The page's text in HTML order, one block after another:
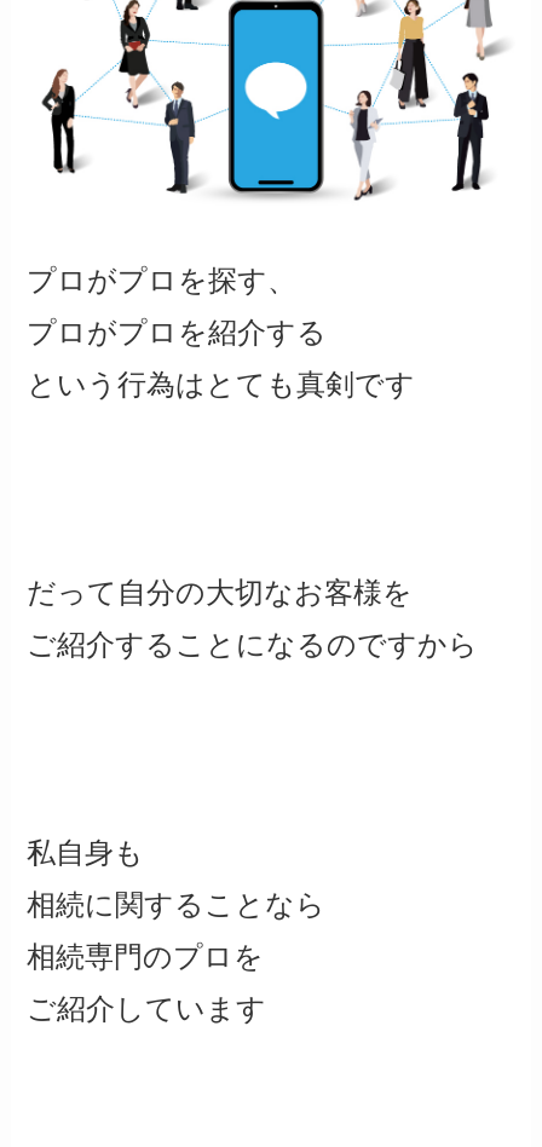
プロがプロを探す、
プロがプロを紹介する
という行為はとても真剣です
だって自分の大切なお客様を
ご紹介することになるのですから
私自身も
相続に関することなら
相続専門のプロを
ご紹介しています